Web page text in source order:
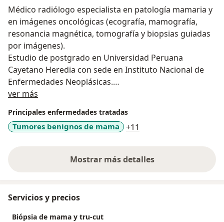
Médico radiólogo especialista en patología mamaria y
en imágenes oncológicas (ecografía, mamografía,
resonancia magnética, tomografía y biopsias guiadas
por imágenes).
Estudio de postgrado en Universidad Peruana
Cayetano Heredia con sede en Instituto Nacional de
Enfermedades Neoplásicas.
Título de Experto en técnicas de imagen en patología
Mamaria de la Universidad de Barcelona-España.
Pasantías de radiología en España, Argentina y Chile.
Martins-EsSalud y actualmente en dos de las mejores
clínicas privadas de Lima-Perú.
ver más
Principales enfermedades tratadas
Tumores benignos de mama +11
Mostrar más detalles
sobre la experiencia
Servicios y precios
Biópsia de mama y tru-cut